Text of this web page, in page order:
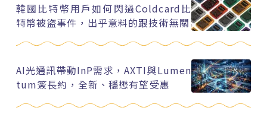
韓國比特幣用戶如何閃過Coldcard比
特幣被盜事件，出乎意料的跟技術無關
AI光通訊帶動InP需求，AXTI與Lumen
tum簽長約，全新、穩懋有望受惠